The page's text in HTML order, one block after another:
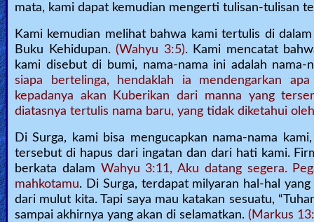
Contact/Feedback/Donate
Follow
us
Social
Media
PDF
Books
mata, kami dapat kemudian mengerti tulisan-tulisan
Kami kemudian melihat bahwa kami tertulis di
Buku Kehidupan. (Wahyu 3:5). Kami mencatat
kami disebut di bumi, nama-nama ini adalah
siapa bertelinga, hendaklah ia mendengarkan
kepadanya akan Kuberikan dari manna yang
diatasnya tertulis nama baru, yang tidak diketahui
Di Surga, kami bisa mengucapkan nama-nama
tersebut di hapus dari ingatan dan dari hati kami.
berkata dalam Wahyu 3:11, Aku datang segera.
mahkotamu. Di Surga, terdapat milyaran hal-hal
dari mulut kita. Tapi saya mau katakan sesuatu,
sampai akhirnya yang akan di selamatkan. (Markus